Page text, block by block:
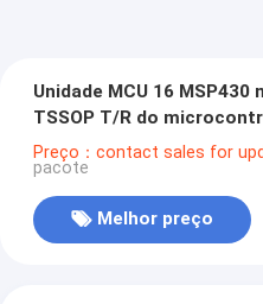
Unidade MCU 16
TSSOP T/R do
MSP430G2211IPW14R
Preço：contact sales for
pacote
Melhor preço